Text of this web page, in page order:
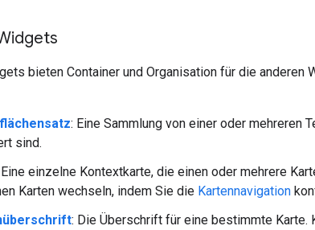
bieten Container und Organisation für die
: Eine Sammlung von einer oder mehreren
sind.
einzelne Kontextkarte, die einen oder mehrere
Karten wechseln, indem Sie die Kartennavigation
: Die Überschrift für eine bestimmte Karte.